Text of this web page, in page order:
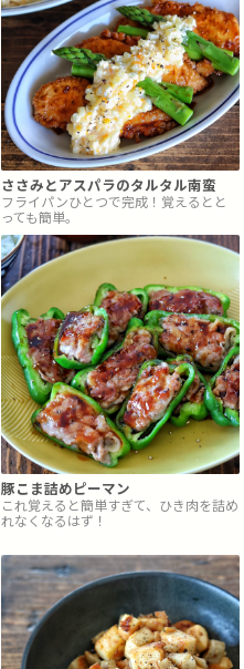
ささみとアスパラのタルタル南蛮
フライパンひとつで完成！覚えるとと
っても簡単。
豚こま詰めピーマン
これ覚えると簡単すぎて、ひき肉を詰め
れなくなるはず！